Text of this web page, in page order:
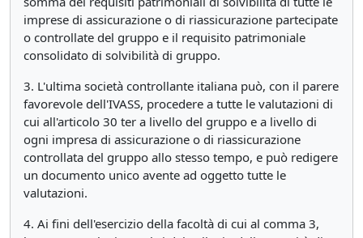
imprese di assicurazione o di riassicurazione partecipate
o controllate del gruppo e il requisito patrimoniale
consolidato di solvibilità di gruppo.
3. L'ultima società controllante italiana può, con il parere
favorevole dell'IVASS, procedere a tutte le valutazioni di
cui all'articolo 30 ter a livello del gruppo e a livello di
ogni impresa di assicurazione o di riassicurazione
controllata del gruppo allo stesso tempo, e può redigere
un documento unico avente ad oggetto tutte le
valutazioni.
4. Ai fini dell'esercizio della facoltà di cui al comma 3,